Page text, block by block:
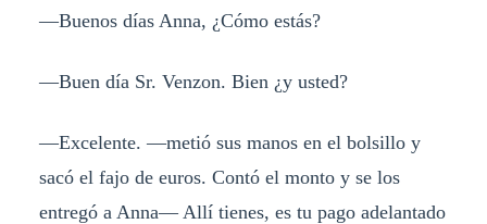
—Buenos días Anna, ¿Cómo estás?
—Buen día Sr. Venzon. Bien ¿y usted?
—Excelente. —metió sus manos en el bolsillo y
sacó el fajo de euros. Contó el monto y se los
entregó a Anna— Allí tienes, es tu pago adelantado